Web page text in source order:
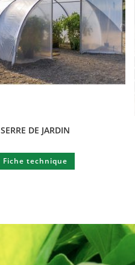
SERRE DE JARDIN
Fiche technique